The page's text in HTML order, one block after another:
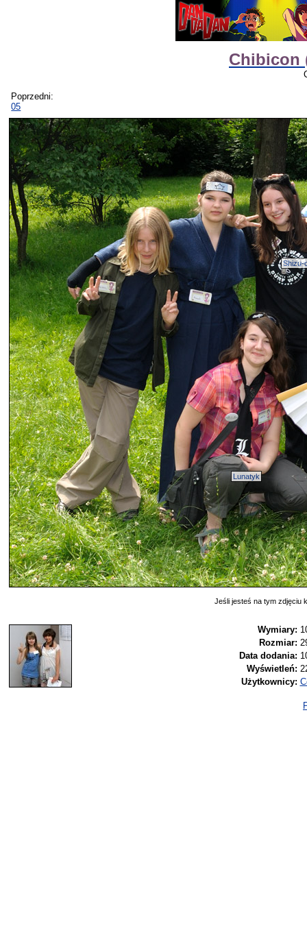
Chibicon
Poprzedni:
05
Lunatyk
Shizu-
Jeśli jesteś na tym zdjęciu
Wymiary:
Rozmiar:
Data dodania:
Wyświetleń:
Użytkownicy: